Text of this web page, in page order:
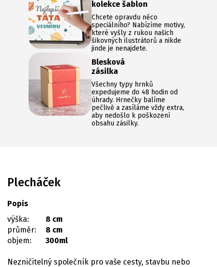
kolekce šablon
Chcete opravdu něco
speciálního? Nabízíme motivy,
které vyšly z rukou našich
šikovných ilustrátorů a nikde
jinde je nenajdete.
Blesková
zásilka
Všechny typy hrnků
expedujeme do 48 hodin od
úhrady. Hrnečky balíme
pečlivě a zasíláme vždy extra,
aby nedošlo k poškození
obsahu zásilky.
Plecháček
Popis
výška:
8 cm
průměr:
8 cm
objem:
300ml
Nezničitelný společník pro vaše cesty, stavbu nebo